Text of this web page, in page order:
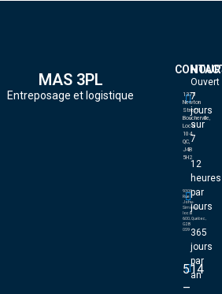
MAS 3PL
Entreposage et logistique
1375
Newton
Street
Boucherville,
Local
104,
QC,
J4B
5H2
9300
Rue
John-
Simons,
local
600,Québec,
G2B
0S9
514
–
Ouvert
7
jours
sur
7
12
heures
par
jours
365
jours
par
an